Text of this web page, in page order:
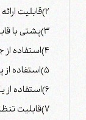
2)قابلیت ارائه با روکش های چرم، پارچه برای نشیمن و پشتی
3)پشتی با قابلیت تنظیم ارتفاع به منظور استفاده افراد با رنج مختلف قدی
4)استفاده از جک گازی با کورس اسمی 12سانتیمتر برای تنظیم ارتفاع نشیمن
5)استفاده از پروفیل فولادی در ساخت پنج پر به همراه کاور پلاستیکی به منظور افزایش استحکام محصول
6)استفاده از یک لایه پلاستیک از جنس PU بر روی دسته به منظور ایجاد راحتی بیشتر
7)قابلیت تنظیم ارتفاع دسته ها در پنج حالت مختلف به منظور استفاده افراد با رنج قدی مختلف